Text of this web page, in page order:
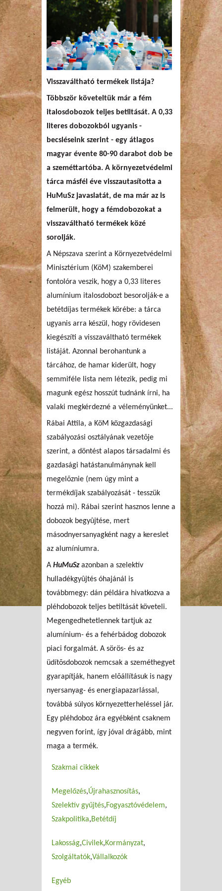
Visszaváltható termékek listája?
Többször követeltük már a fém
italosdobozok teljes betiltását. A 0,33
literes dobozokból ugyanis -
becsléseink szerint - egy átlagos
magyar évente 80-90 darabot dob be
a szeméttartóba. A környezetvédelmi
tárca másfél éve visszautasította a
HuMuSz javaslatát, de ma már az is
felmerült, hogy a fémdobozokat a
visszaváltható termékek közé
sorolják.
A Népszava szerint a Környezetvédelmi
Minisztérium (KöM) szakemberei
fontolóra veszik, hogy a 0,33 literes
alumínium italosdobozt besorolják-e a
betétdíjas termékek körébe: a tárca
ugyanis arra készül, hogy rövidesen
kiegészíti a visszaváltható termékek
listáját. Azonnal berohantunk a
tárcához, de hamar kiderült, hogy
semmiféle lista nem létezik, pedig mi
magunk egész hosszút tudnánk írni, ha
valaki megkérdezné a véleményünket...
Rábai Attila, a KöM közgazdasági
szabályozási osztályának vezetõje
szerint, a döntést alapos társadalmi és
gazdasági hatástanulmánynak kell
megelõznie (nem úgy mint a
termékdíjak szabályozását - tesszük
hozzá mi). Rábai szerint hasznos lenne a
dobozok begyûjtése, mert
másodnyersanyagként nagy a kereslet
az alumíniumra.
A HuMuSzazonban a szelektív
hulladékgyûjtés óhajánál is
továbbmegy: dán példára hivatkozva a
pléhdobozok teljes betiltását követeli.
Megengedhetetlennek tartjuk az
alumínium- és a fehérbádog dobozok
piaci forgalmát. A sörös- és az
üdítõsdobozok nemcsak a szeméthegyet
gyarapítják, hanem elõállításuk is nagy
nyersanyag- és energiapazarlással,
továbbá súlyos környezetterheléssel jár.
Egy pléhdoboz ára egyébként csaknem
negyven forint, így jóval drágább, mint
maga a termék.
Szakmai cikkek
Megelőzés Újrahasznosítás
Szelektív gyűjtés Fogyasztóvédelem
Szakpolitika Betétdíj
Lakosság Civilek Kormányzat
Szolgáltatók Vállalkozók
Egyéb